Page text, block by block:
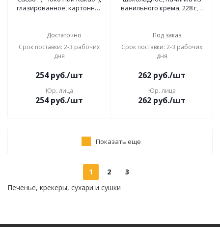
глазированное, картонная
Достаточно
Срок поставки: 2-3 рабочих
дня
254руб./шт
Юр. лица
254руб./шт
ванильного крема, 228 г, 6
Под заказ
Срок поставки: 2-3 рабочих
дня
262 руб./шт
Юр. лица
262 руб./шт
Показать еще
1 2
3
Печенье, крекеры, сухари и сушки